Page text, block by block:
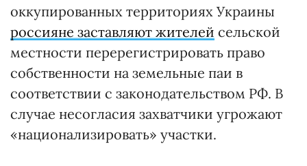
оккупированных территориях Украины
россияне заставляют жителей сельской
местности перерегистрировать право
собственности на земельные паи в
соответствии с законодательством РФ. В
случае несогласия захватчики угрожают
«национализировать» участки.